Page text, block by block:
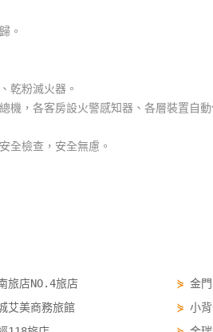
。
乾粉滅火器。
機，各客房設火警感知器、各層裝置自
全檢查，安全無慮。
旅店NO.4旅店 ⋟ 金
艾美商務旅館 ⋟ 小